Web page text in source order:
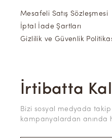
Mesafeli Satış Sözleşmesi
İptal İade Şartları
Gizlilik ve Güvenlik
İrtibatta
Bizi sosyal medyada
kampanyalardan anında